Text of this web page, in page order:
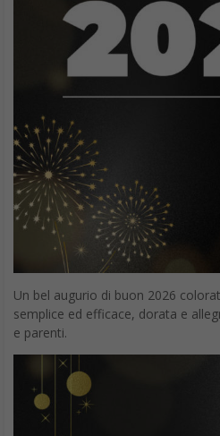
Un bel augurio di buon 2026
semplice ed efficace, dorata e
e parenti.